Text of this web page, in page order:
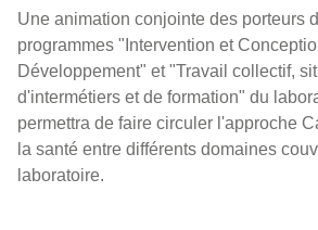
Une animation conjointe des porteurs
programmes "Intervention et
Développement" et "Travail collectif,
d'intermétiers et de formation" du
permettra de faire circuler l'approche
la santé entre différents domaines
laboratoire.